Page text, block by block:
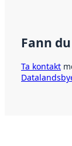
Fann
Ta kontakt